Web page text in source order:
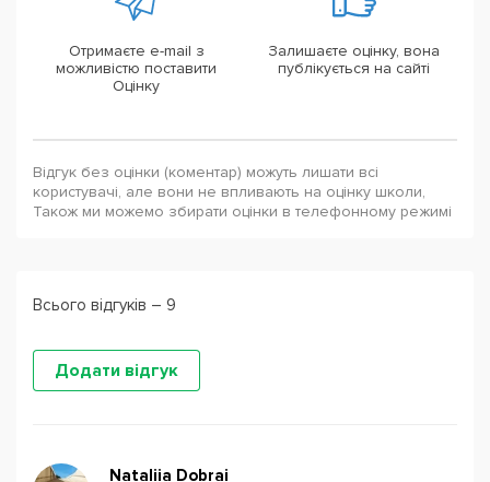
Отримаєте e-mail з
можливістю поставити
Оцінку
Залишаєте оцінку, вона
публікується на сайті
Відгук без оцінки (коментар) можуть лишати всі
користувачі, але вони не впливають на оцінку школи,
Також ми можемо збирати оцінки в телефонному режимі
Всього відгуків – 9
Додати відгук
Nataliia Dobrai